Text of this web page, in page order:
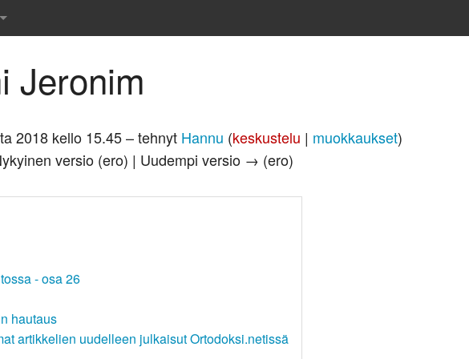
Jeronim
2018 kello 15.45 – tehnyt Hannu (keskustelu | muokkaukset)
versio (ero) | Uudempi versio → (ero)
- osa 26
hautaus
artikkelien uudelleen julkaisut Ortodoksi.netissä